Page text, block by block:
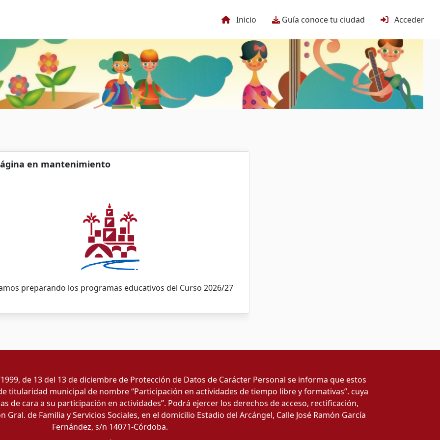
Inicio Guía conoce tu ciudad Acceder
en mantenimiento
preparando los programas educativos del Curso 2026/27
de 13 del 13 de diciembre de Protección de Datos de Carácter Personal se informa que estos
titularidad municipal de nombre “Participación en actividades de tiempo libre y formativas”. cuya
de cara a su participación en actividades”. Podrá ejercer los derechos de acceso, rectificación,
de Familia y Servicios Sociales, en el domicilio Estadio del Arcángel, Calle José Ramón García
Fernández, s/n 14071-Córdoba.